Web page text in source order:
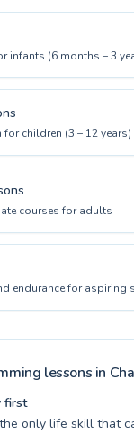
infants (6 months – 3
children (3 – 12 years)
courses for adults
endurance for aspiring
lessons in
first
only life skill that